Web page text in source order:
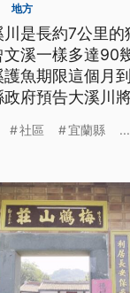
地方
是長約7公里的
溪一樣多達90
魚期限這個月
府預告大溪川
社區 宜蘭縣 ...